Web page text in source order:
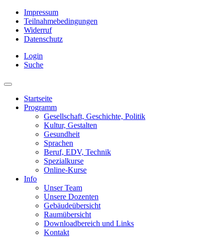
Impressum
Teilnahmebedingungen
Widerruf
Datenschutz
Login
Suche
Startseite
Programm
Gesellschaft, Geschichte, Politik
Kultur, Gestalten
Gesundheit
Sprachen
Beruf, EDV, Technik
Spezialkurse
Online-Kurse
Info
Unser Team
Unsere Dozenten
Gebäudeübersicht
Raumübersicht
Downloadbereich und Links
Kontakt